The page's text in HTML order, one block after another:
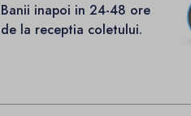
Banii inapoi in 24-48 ore
de la receptia coletului.